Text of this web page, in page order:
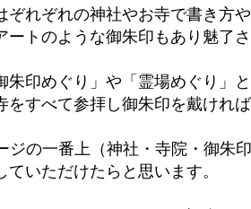
ぞれぞれの神社やお寺で書き方や
ートのような御朱印もあり魅了
朱印めぐり」や「霊場めぐり」
をすべて参拝し御朱印を戴けれ
ジの一番上（神社・寺院・御朱
ていただけたらと思います。